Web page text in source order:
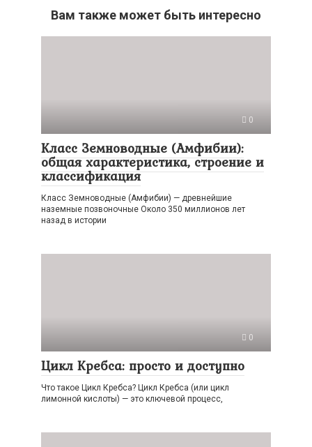
Вам также может быть интересно
0
Класс Земноводные (Амфибии):
общая характеристика, строение и
классификация
Класс Земноводные (Амфибии) — древнейшие
наземные позвоночные Около 350 миллионов лет
назад в истории
0
Цикл Кребса: просто и доступно
Что такое Цикл Кребса? Цикл Кребса (или цикл
лимонной кислоты) — это ключевой процесс,